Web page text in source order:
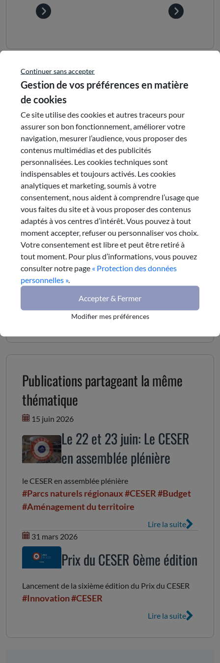
Actualités partageant la même
thématique
15 juin 2026
Le 22 et 23 juin: Le CESER
en assemblée plénière
le CESER en assemblée plénière
#Parcs naturels régionaux#CESER#Budget
#Aménagement du territoire
Lire la suite
31 mars 2026
Prix du CESER 6ème édition
#CESER
Lire la suite
Publications partageant la même
thématique
15 juin 2026
Le 22 et 23 juin: Le CESER
en assemblée plénière
le CESER en assemblée plénière
#Parcs naturels régionaux#CESER#Budget
#Aménagement du territoire
Lire la suite
31 mars 2026
Prix du CESER 6ème édition
Lancement de la sixième édition du Prix du CESER
#Innovation#CESER
Lire la suite
Continuer sans accepter
Gestion de vos préférences en matière
de cookies
Ce site utilise des cookies et autres traceurs pour
assurer son bon fonctionnement, améliorer votre
navigation, mesurer l’audience, vous proposer des
contenus multimédias et des publicités
personnalisées. Les cookies techniques sont
indispensables et toujours activés. Les cookies
analytiques et marketing, soumis à votre
consentement, nous aident à comprendre l’usage que
vous faites du site et à vous proposer des contenus
adaptés à vos centres d’intérêt. Vous pouvez à tout
moment accepter, refuser ou personnaliser vos choix.
Votre consentement est libre et peut être retiré à
tout moment. Pour plus d’informations, vous pouvez
consulter notre page « Protection des données
personnelles ».
Accepter & Fermer
Modifier mes préférences